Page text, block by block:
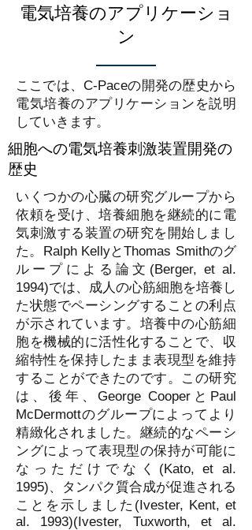
電気培養のアプリケーショ
ン
ここでは、C-Paceの開発の歴史から
電気培養のアプリケーションを説明
していきます。
細胞への電気培養刺激装置開発の
歴史
いくつかの心臓の研究グループから
依頼を受け、培養細胞を継続的に電
気刺激する装置の研究を開始しまし
た。Ralph KellyとThomas Smithのグ
ループによる論文(Berger, et al.
1994)では、成人の心筋細胞を培養し
た状態でペーシングすることの利点
が示されています。培養中の心筋細
胞を機械的に活性化することで、収
縮特性を保持したまま表現型を維持
することができたのです。この研究
は、後年、George CooperとPaul
McDermottのグループによってより
精緻化されました。継続的なペーシ
ングによって表現型の保持が可能に
なっただけでなく(Kato, et al.
1995)、タンパク質合成が促進される
ことを示しました(Ivester, Kent, et
al. 1993)(Ivester, Tuxworth, et al.